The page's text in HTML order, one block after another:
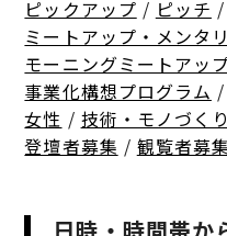
ピックアップ / ピッチ /
ミートアップ・メンタ
モーニングミートアッ
事業化構想プログラム /
女性 / 技術・モノづくり
登壇者募集 / 観覧者募集